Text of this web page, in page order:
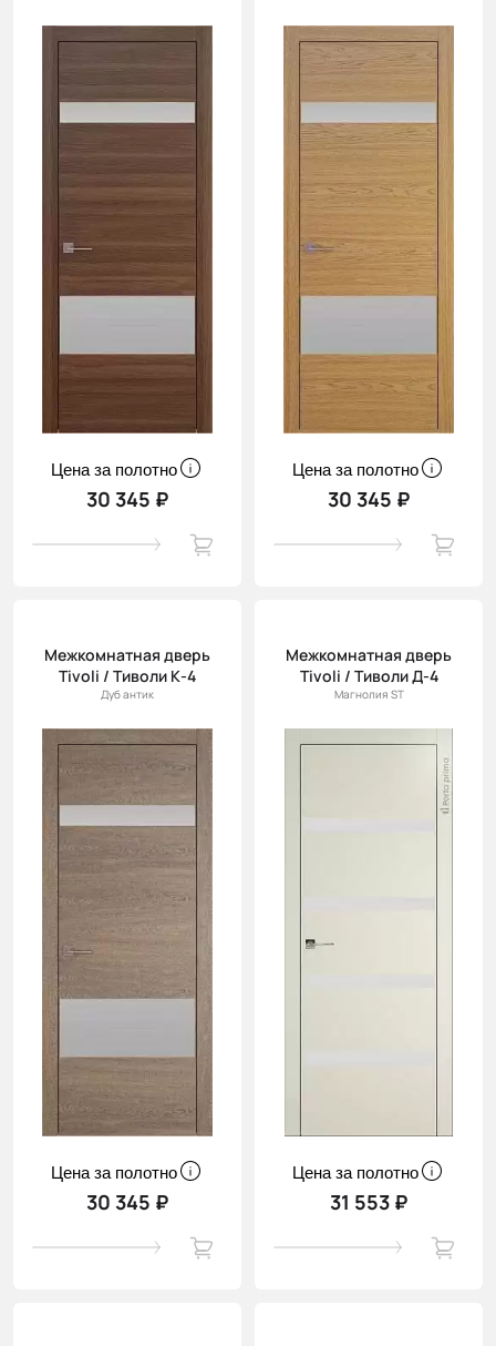
Цена за полотно
30 345 ₽
Цена за полотно
30 345 ₽
Межкомнатная дверь
Tivoli / Тиволи К-4
Дуб антик
Цена за полотно
30 345 ₽
Межкомнатная дверь
Tivoli / Тиволи Д-4
Магнолия ST
Цена за полотно
31 553 ₽